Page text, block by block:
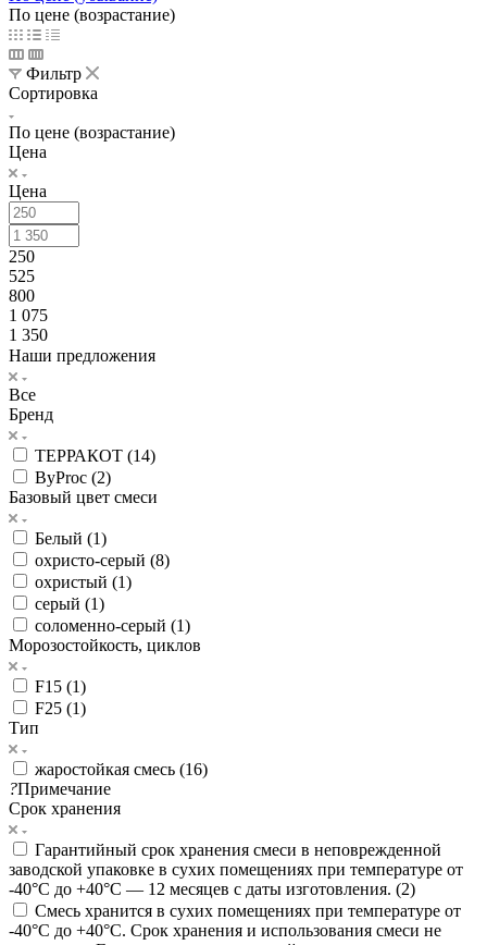
По цене (возрастание)
Фильтр
Сортировка
По цене (возрастание)
Цена
Цена
250
525
800
1 075
1 350
Наши предложения
Все
Бренд
ТЕРРАКОТ (14)
ByProc (2)
Базовый цвет смеси
Белый (1)
охристо-серый (8)
охристый (1)
серый (1)
соломенно-серый (1)
Морозостойкость, циклов
F15 (1)
F25 (1)
Тип
жаростойкая смесь (16)
?Примечание
Срок хранения
Гарантийный срок хранения смеси в неповрежденной
заводской упаковке в сухих помещениях при температуре от
-40°С до +40°С — 12 месяцев с даты изготовления. (2)
Смесь хранится в сухих помещениях при температуре от
-40°С до +40°С. Срок хранения и использования смеси не